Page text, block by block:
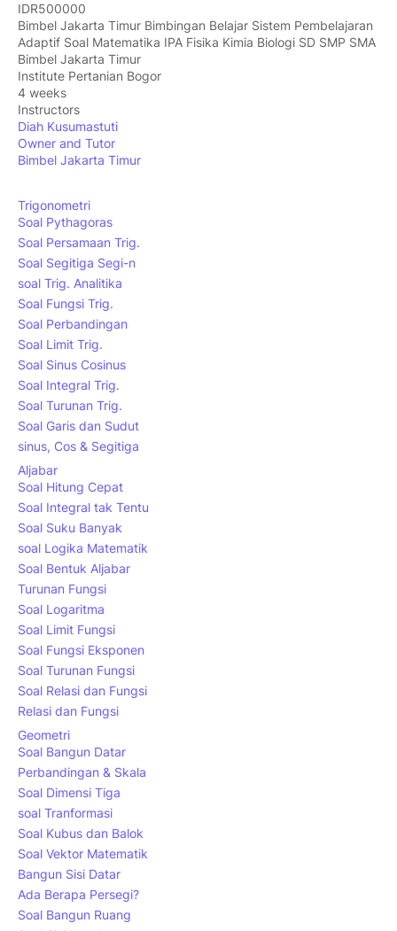
IDR500000
Bimbel Jakarta Timur Bimbingan Belajar Sistem Pembelajaran
Adaptif Soal Matematika IPA Fisika Kimia Biologi SD SMP SMA
Bimbel Jakarta Timur
Institute Pertanian Bogor
4 weeks
Instructors
Diah Kusumastuti
Owner and Tutor
Bimbel Jakarta Timur
Trigonometri
Soal Pythagoras
Soal Persamaan Trig.
Soal Segitiga Segi-n
soal Trig. Analitika
Soal Fungsi Trig.
Soal Perbandingan
Soal Limit Trig.
Soal Sinus Cosinus
Soal Integral Trig.
Soal Turunan Trig.
Soal Garis dan Sudut
sinus, Cos & Segitiga
Aljabar
Soal Hitung Cepat
Soal Integral tak Tentu
Soal Suku Banyak
soal Logika Matematik
Soal Bentuk Aljabar
Turunan Fungsi
Soal Logaritma
Soal Limit Fungsi
Soal Fungsi Eksponen
Soal Turunan Fungsi
Soal Relasi dan Fungsi
Relasi dan Fungsi
Geometri
Soal Bangun Datar
Perbandingan & Skala
Soal Dimensi Tiga
soal Tranformasi
Soal Kubus dan Balok
Soal Vektor Matematik
Bangun Sisi Datar
Ada Berapa Persegi?
Soal Bangun Ruang